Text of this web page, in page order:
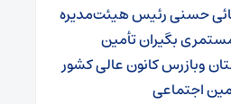
حسنی رئیس هیئت‌مدیره
بگیران تأمین
وبازرس کانون عالی کشور
اجتماعی